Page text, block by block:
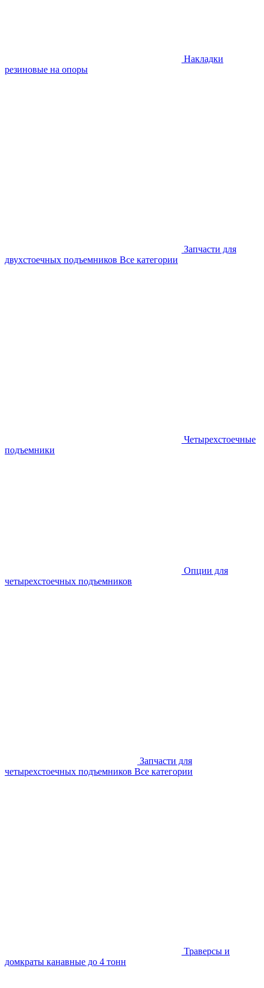
Накладки
резиновые на опоры
Запчасти для
двухстоечных подъемников Все категории
Четырехстоечные
подъемники
Опции для
четырехстоечных подъемников
Запчасти для
четырехстоечных подъемников Все категории
Траверсы и
домкраты канавные до 4 тонн